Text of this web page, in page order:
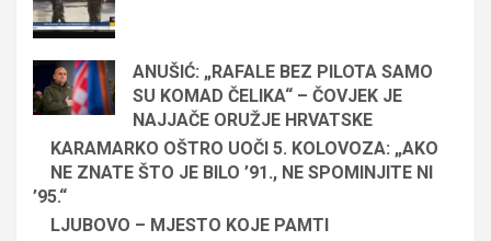
ANUŠIĆ: „RAFALE BEZ PILOTA SAMO
SU KOMAD ČELIKA“ – ČOVJEK JE
NAJJAČE ORUŽJE HRVATSKE
KARAMARKO OŠTRO UOČI 5. KOLOVOZA: „AKO
NE ZNATE ŠTO JE BILO ’91., NE SPOMINJITE NI
’95.“
LJUBOVO – MJESTO KOJE PAMTI